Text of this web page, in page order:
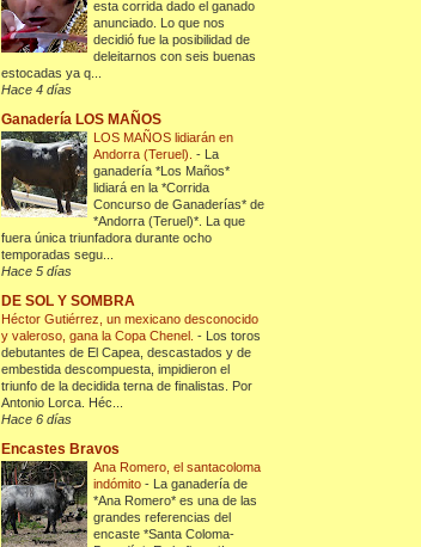
esta corrida dado el ganado
anunciado. Lo que nos
decidió fue la posibilidad de
deleitarnos con seis buenas
estocadas ya q...
Hace 4 días
Ganadería LOS MAÑOS
LOS MAÑOS lidiarán en
Andorra (Teruel).- La
ganadería *Los Maños*
lidiará en la *Corrida
Concurso de Ganaderías* de
*Andorra (Teruel)*. La que
fuera única triunfadora durante ocho
temporadas segu...
Hace 5 días
DE SOL Y SOMBRA
Héctor Gutiérrez, un mexicano desconocido
y valeroso, gana la Copa Chenel.- Los toros
debutantes de El Capea, descastados y de
embestida descompuesta, impidieron el
triunfo de la decidida terna de finalistas. Por
Antonio Lorca. Héc...
Hace 6 días
Encastes Bravos
Ana Romero, el santacoloma
indómito- La ganadería de
*Ana Romero* es una de las
grandes referencias del
encaste *Santa Coloma-